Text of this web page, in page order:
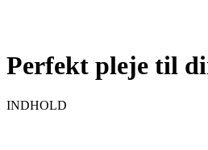
Perfekt pleje til
INDHOLD